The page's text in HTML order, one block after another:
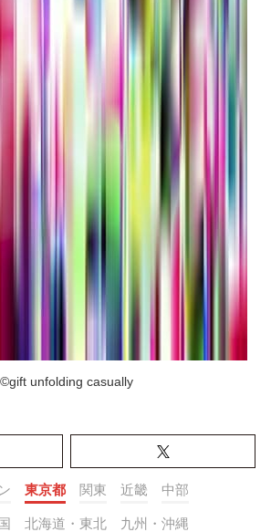
©gift unfolding casually
東京都 関東 近畿 中部
北海道・東北 九州・沖縄